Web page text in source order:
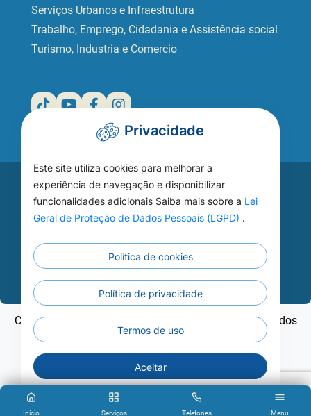
Início Serviços Telefones Menu
Serviços Urbanos e Infraestrutura
Trabalho, Emprego, Cidadania e Assistência social
Turismo, Industria e Comercio
Acesse seu
WEBMAIL
Continuar
Copyright ©2026 - Prefeitura Municipal de Nobres - Todos
os direitos reservados
Privacidade
Este site utiliza cookies para melhorar a
experiência de navegação e disponibilizar
funcionalidades adicionais Saiba mais sobre a Lei
Geral de Proteção de Dados Pessoais (LGPD) .
Política de cookies
Política de privacidade
Termos de uso
Aceitar